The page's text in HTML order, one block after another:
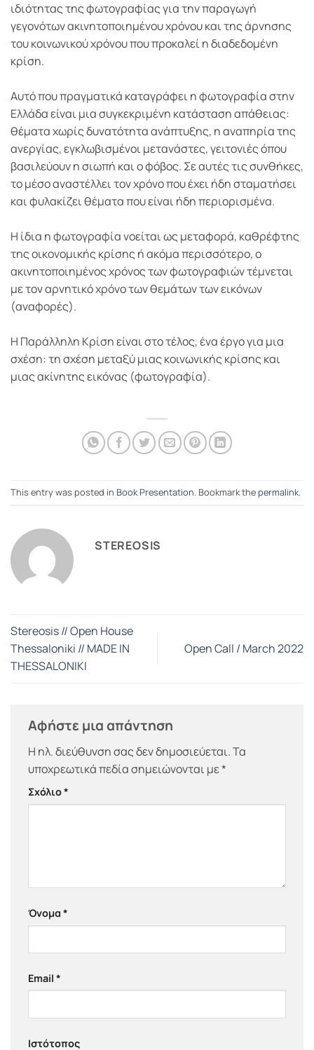
ιδιότητας της φωτογραφίας για την παραγωγή
γεγονότων ακινητοποιημένου χρόνου και της άρνησης
του κοινωνικού χρόνου που προκαλεί η διαδεδομένη
κρίση.
Αυτό που πραγματικά καταγράφει η φωτογραφία στην
Ελλάδα είναι μια συγκεκριμένη κατάσταση απάθειας:
θέματα χωρίς δυνατότητα ανάπτυξης, η αναπηρία της
ανεργίας, εγκλωβισμένοι μετανάστες, γειτονιές όπου
βασιλεύουν η σιωπή και ο φόβος. Σε αυτές τις συνθήκες,
το μέσο αναστέλλει τον χρόνο που έχει ήδη σταματήσει
και φυλακίζει θέματα που είναι ήδη περιορισμένα.
Η ίδια η φωτογραφία νοείται ως μεταφορά, καθρέφτης
της οικονομικής κρίσης ή ακόμα περισσότερο, ο
ακινητοποιημένος χρόνος των φωτογραφιών τέμνεται
με τον αρνητικό χρόνο των θεμάτων των εικόνων
(αναφορές).
Η Παράλληλη Κρίση είναι στο τέλος, ένα έργο για μια
σχέση: τη σχέση μεταξύ μιας κοινωνικής κρίσης και
μιας ακίνητης εικόνας (φωτογραφία).
This entry was posted in Book Presentation. Bookmark the permalink.
STEREOSIS
Stereosis // Open House
Thessaloniki // MADE IN
THESSALONIKI
Open Call / March 2022
Αφήστε μια απάντηση
Η ηλ. διεύθυνση σας δεν δημοσιεύεται.Τα
υποχρεωτικά πεδία σημειώνονται με*
Σχόλιο*
Όνομα *
Email *
Ιστότοπος